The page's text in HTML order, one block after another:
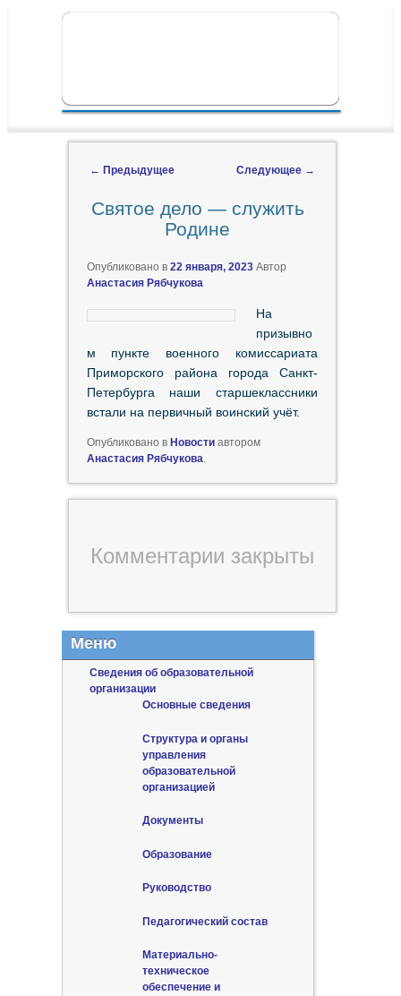
ГЛАВНОЕ МЕНЮ
← Предыдущее Следующее →
Святое дело — служить
Родине
Опубликовано в 22 января, 2023 Автор
Анастасия Рябчукова
На
призывно
м пункте военного комиссариата
Приморского района города Санкт-
Петербурга наши старшеклассники
встали на первичный воинский учёт.
Опубликовано в Новостиавтором
Анастасия Рябчукова.
Комментарии закрыты
Меню
Сведения об образовательной
организации
Основные сведения
Структура и органы
управления
образовательной
организацией
Документы
Образование
Руководство
Педагогический состав
Материально-
техническое
обеспечение и